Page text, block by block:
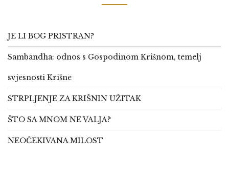
JE LI BOG PRISTRAN?
Sambandha: odnos s Gospodinom Krišnom, temelj
svjesnosti Krišne
STRPLJENJE ZA KRIŠNIN UŽITAK
ŠTO SA MNOM NE VALJA?
NEOČEKIVANA MILOST